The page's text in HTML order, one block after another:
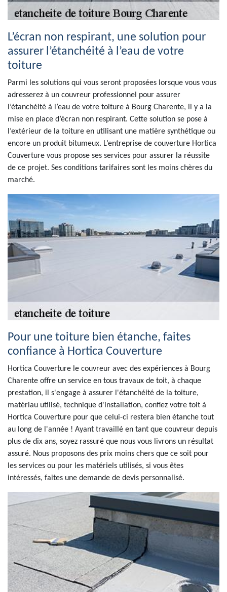
L’écran non respirant, une solution pour
assurer l’étanchéité à l’eau de votre
toiture
Parmi les solutions qui vous seront proposées lorsque vous vous
adresserez à un couvreur professionnel pour assurer
l’étanchéité à l’eau de votre toiture à Bourg Charente, il y a la
mise en place d’écran non respirant. Cette solution se pose à
l’extérieur de la toiture en utilisant une matière synthétique ou
encore un produit bitumeux. L’entreprise de couverture Hortica
Couverture vous propose ses services pour assurer la réussite
de ce projet. Ses conditions tarifaires sont les moins chères du
marché.
Pour une toiture bien étanche, faites
confiance à Hortica Couverture
Hortica Couverture le couvreur avec des expériences à Bourg
Charente offre un service en tous travaux de toit, à chaque
prestation, il s'engage à assurer l'étanchéité de la toiture,
matériau utilisé, technique d'installation, confiez votre toit à
Hortica Couverture pour que celui-ci restera bien étanche tout
au long de l'année ! Ayant travaillé en tant que couvreur depuis
plus de dix ans, soyez rassuré que nous vous livrons un résultat
assuré. Nous proposons des prix moins chers que ce soit pour
les services ou pour les matériels utilisés, si vous êtes
intéressés, faites une demande de devis personnalisé.